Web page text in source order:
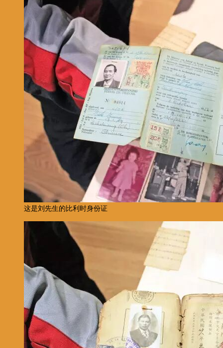
这是刘先生的比利时身份证